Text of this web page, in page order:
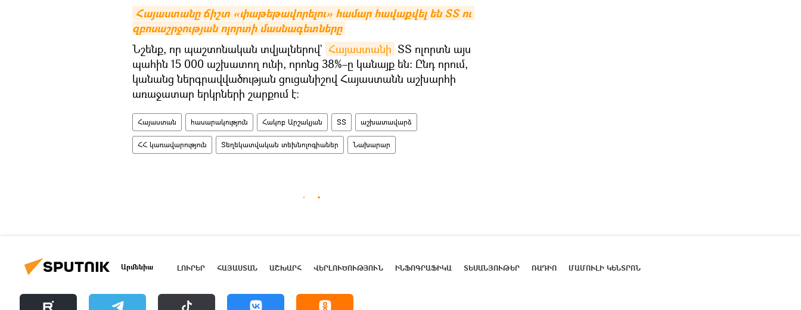
Հայաստանը ճիշտ «փաթեթավորելու» համար հավաքվել են ՏՏ ու
զբոսաշրջության ոլորտի մասնագետները
Նշենք, որ պաշտոնական տվյալներով` Հայաստանի ՏՏ ոլորտն այս
պահին 15 000 աշխատող ունի, որոնց 38%–ը կանայք են։ Ընդ որում,
կանանց ներգրավվածության ցուցանիշով Հայաստանն աշխարհի
առաջատար երկրների շարքում է։
Հայաստան հասարակություն Հակոբ Արշակյան ՏՏ աշխատավարձ
ՀՀ կառավարություն Տեղեկատվական տեխնոլոգիաներ Նախարար
Արմենիա ԼՈՒՐԵՐ ՀԱՅԱՍՏԱՆ ԱՇԽԱՐՀ ՎԵՐԼՈՒԾՈՒԹՅՈՒՆ ԻՆՖՈԳՐԱՖԻԿԱ ՏԵՍԱՆՅՈՒԹԵՐ ՌԱԴԻՈ ՄԱՄՈՒԼԻ ԿԵՆՏՐՈՆ